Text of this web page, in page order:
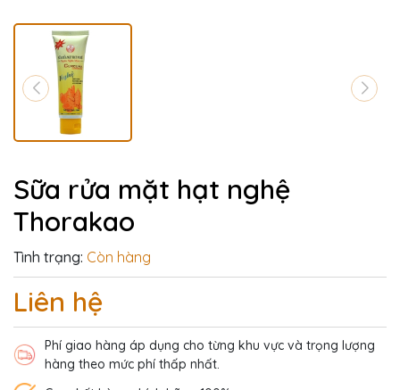
Sữa rửa mặt hạt nghệ
Thorakao
Tình trạng: Còn hàng
Liên hệ
Phí giao hàng áp dụng cho từng khu vực và trọng lượng
hàng theo mức phí thấp nhất.